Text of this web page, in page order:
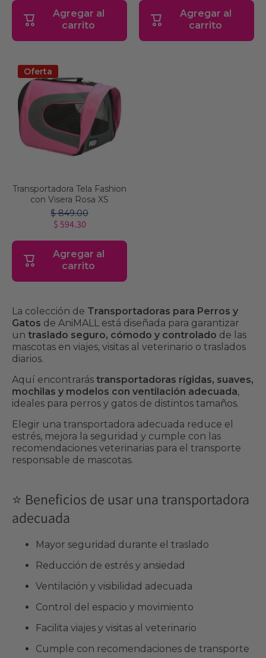
Agregar al
carrito
Agregar al
carrito
Oferta
Transportadora Tela Fashion
con Visera Rosa XS
$ 849.00
$ 594.30
Agregar al
carrito
La colección de Transportadoras para Perros y
Gatos de AniMALL está diseñada para garantizar
un traslado seguro, cómodo y controlado de las
mascotas en viajes, visitas al veterinario o traslados
diarios.
Aquí encontrarás transportadoras rígidas, suaves,
mochilas y modelos con ventilación adecuada,
ideales para perros y gatos de distintos tamaños.
Elegir una transportadora adecuada reduce el
estrés, mejora la seguridad y cumple con las
recomendaciones veterinarias para el transporte
responsable de mascotas.
⭐ Beneficios de usar una transportadora
adecuada
Mayor seguridad durante el traslado
Reducción de estrés y ansiedad
Ventilación y visibilidad adecuada
Control del espacio y movimiento
Facilita viajes y visitas al veterinario
Cumple con recomendaciones de transporte